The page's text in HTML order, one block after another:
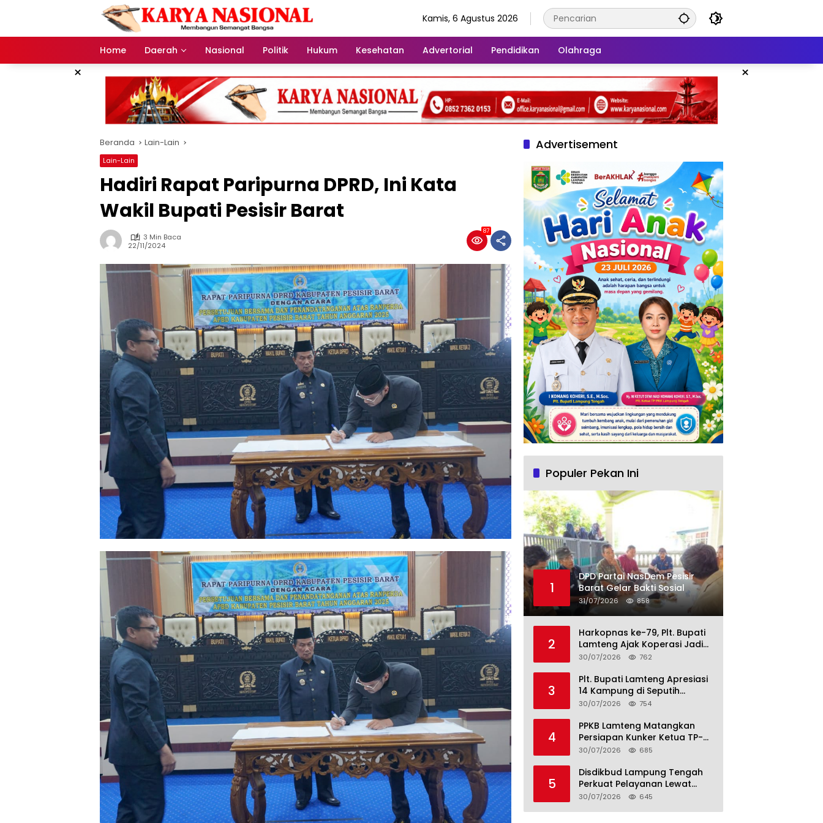
Kamis, 6 Agustus 2026
Home Daerah Nasional Politik Hukum Kesehatan Advertorial Pendidikan Olahraga
× ×
Beranda Lain-Lain
Lain-Lain
Hadiri Rapat Paripurna DPRD, Ini Kata
Wakil Bupati Pesisir Barat
3 Min Baca
22/11/2024
87
Advertisement
Populer Pekan Ini
1
DPD Partai NasDem Pesisir
Barat Gelar Bakti Sosial
31/07/2026 858
2
Harkopnas ke-79, Plt. Bupati
Lamteng Ajak Koperasi Jadi
Motor Penggerak Ekonomi
30/07/2026 762
3
Plt. Bupati Lamteng Apresiasi
14 Kampung di Seputih
Raman Lunas PBB 2026, Harus
30/07/2026 754
4
PPKB Lamteng Matangkan
Persiapan Kunker Ketua TP-
PKK Provinsi, Launching
Jadi Fokus
30/07/2026 685
5
Disdikbud Lampung Tengah
Perkuat Pelayanan Lewat
S.M.I.L.E
30/07/2026 645